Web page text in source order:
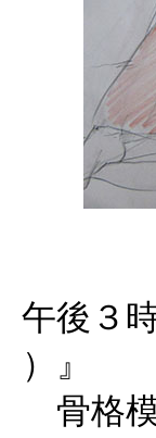
午後３
）』
骨格